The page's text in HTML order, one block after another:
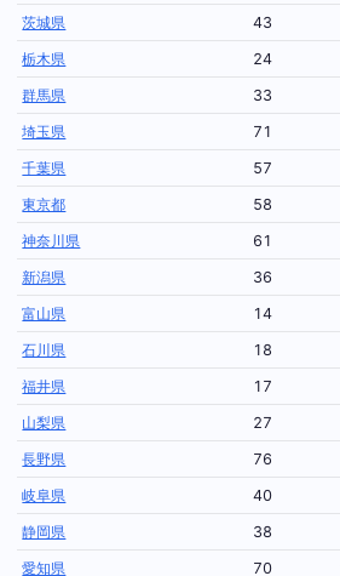
茨城県
43
栃木県
24
群馬県
33
埼玉県
71
千葉県
57
東京都
58
神奈川県
61
新潟県
36
富山県
14
石川県
18
福井県
17
山梨県
27
長野県
76
岐阜県
40
静岡県
38
愛知県
70